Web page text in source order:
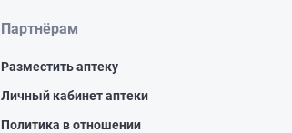
Партнёрам
Разместить аптеку
Личный кабинет аптеки
Политика в отношении